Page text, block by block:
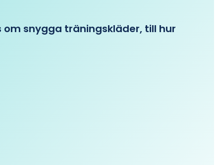
snygga träningskläder, till hur